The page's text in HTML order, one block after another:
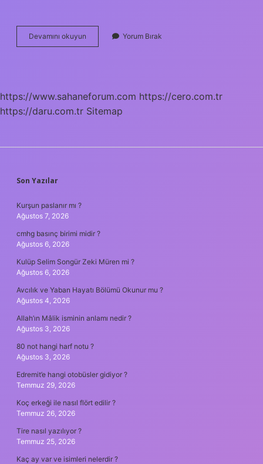
Devamını okuyun
Bir
Yorum Bırak
https://www.sahaneforum.com https://cero.com.tr
https://daru.com.tr Sitemap
SIDEBAR
Son Yazılar
Kurşun paslanır mı ?
Ağustos 7, 2026
cmhg basınç birimi midir ?
Ağustos 6, 2026
Kulüp Selim Songür Zeki Müren mi ?
Ağustos 6, 2026
Avcılık ve Yaban Hayatı Bölümü Okunur mu ?
Ağustos 4, 2026
Allah’ın Mâlik isminin anlamı nedir ?
Ağustos 3, 2026
80 not hangi harf notu ?
Ağustos 3, 2026
Edremit’e hangi otobüsler gidiyor ?
Temmuz 29, 2026
Koç erkeği ile nasıl flört edilir ?
Temmuz 26, 2026
Tire nasıl yazılıyor ?
Temmuz 25, 2026
Kaç ay var ve isimleri nelerdir ?